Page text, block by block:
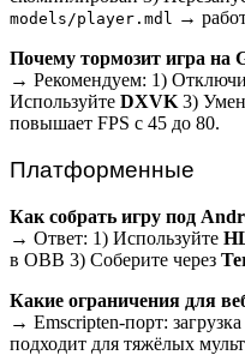
models/player.mdl →
Почему тормозит игра на
→ Рекомендуем: 1)
Используйте DXVK3)
повышает FPS с 45 до 80.
Платформенные
Как собрать игру под
→ Ответ: 1) Используйте
в OBB 3) Соберите через
Какие ограничения для
→ Emscripten-порт:
подходит для тяжёлых